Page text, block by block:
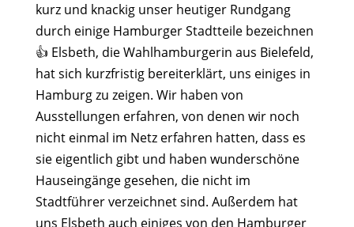
kurz und knackig unser heutiger Rundgang
durch einige Hamburger Stadtteile bezeichnen
👍 Elsbeth, die Wahlhamburgerin aus Bielefeld,
hat sich kurzfristig bereiterklärt, uns einiges in
Hamburg zu zeigen. Wir haben von
Ausstellungen erfahren, von denen wir noch
nicht einmal im Netz erfahren hatten, dass es
sie eigentlich gibt und haben wunderschöne
Hauseingänge gesehen, die nicht im
Stadtführer verzeichnet sind. Außerdem hat
uns Elsbeth auch einiges von den Hamburger